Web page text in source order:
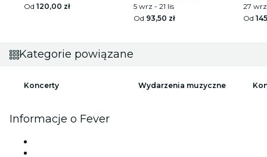
Od 120,00 zł
5 wrz - 21 lis
Od 93,50 zł
27
Od
Kategorie powiązane
Koncerty Wydarzenia muzyczne
Informacje o Fever